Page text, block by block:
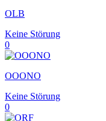
OLB
Keine Störung
0
OOONO
Keine Störung
0